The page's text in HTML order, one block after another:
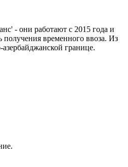
- они работают с 2015 года и
временного ввоза. Из
границе.